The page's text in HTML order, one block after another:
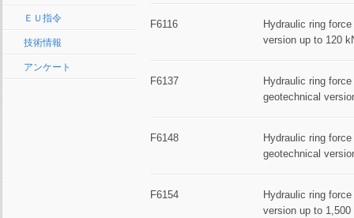
ＥＵ指令
技術情報
アンケート
F6116
Hydraulic ring
version up to 120
F6137
Hydraulic ring
geotechnical
F6148
Hydraulic ring
geotechnical
F6154
Hydraulic ring
version up to 1,500